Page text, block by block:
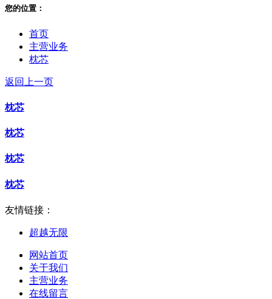
您的位置：
首页
主营业务
枕芯
返回上一页
枕芯
枕芯
枕芯
枕芯
友情链接：
超越无限
网站首页
关于我们
主营业务
在线留言